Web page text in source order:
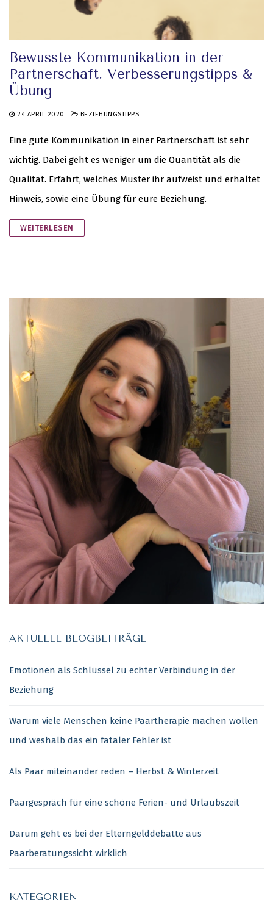
Bewusste Kommunikation in der
Partnerschaft. Verbesserungstipps &
Übung
24 APRIL 2020 BEZIEHUNGSTIPPS
Eine gute Kommunikation in einer Partnerschaft ist sehr
wichtig. Dabei geht es weniger um die Quantität als die
Qualität. Erfahrt, welches Muster ihr aufweist und erhaltet
Hinweis, sowie eine Übung für eure Beziehung.
WEITERLESEN
AKTUELLE BLOGBEITRÄGE
Emotionen als Schlüssel zu echter Verbindung in der
Beziehung
Warum viele Menschen keine Paartherapie machen wollen
und weshalb das ein fataler Fehler ist
Als Paar miteinander reden – Herbst & Winterzeit
Paargespräch für eine schöne Ferien- und Urlaubszeit
Darum geht es bei der Elterngelddebatte aus
Paarberatungssicht wirklich
KATEGORIEN